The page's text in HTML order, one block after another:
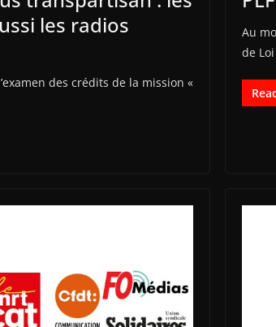
les radios
des crédits de la mission «
Au
de